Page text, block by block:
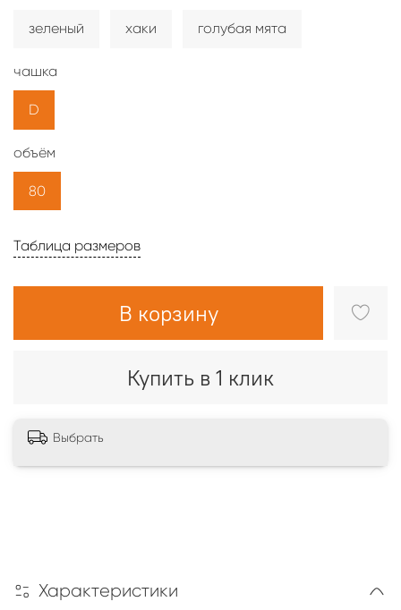
Таблица размеров
В корзину
Купить в 1 клик
зеленый хаки голубая мята
чашка
D
объём
80
Выбрать
Характеристики